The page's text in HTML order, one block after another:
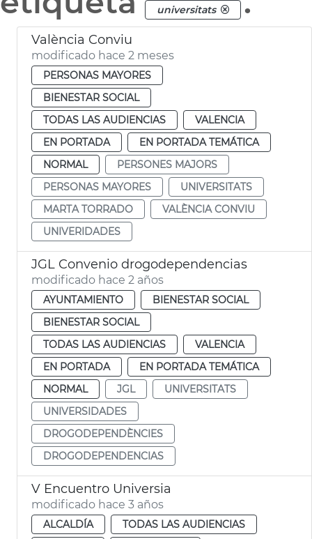
universitats
València Conviu
modificado hace 2 meses
PERSONAS MAYORES
BIENESTAR SOCIAL
TODAS LAS AUDIENCIAS
VALENCIA
EN PORTADA
EN PORTADA TEMÁTICA
NORMAL
PERSONES MAJORS
PERSONAS MAYORES
UNIVERSITATS
MARTA TORRADO
VALÈNCIA CONVIU
UNIVERIDADES
JGL Convenio drogodependencias
modificado hace 2 años
AYUNTAMIENTO
BIENESTAR SOCIAL
BIENESTAR SOCIAL
TODAS LAS AUDIENCIAS
VALENCIA
EN PORTADA
EN PORTADA TEMÁTICA
NORMAL
JGL
UNIVERSITATS
UNIVERSIDADES
DROGODEPENDÈNCIES
DROGODEPENDENCIAS
V Encuentro Universia
modificado hace 3 años
ALCALDÍA
TODAS LAS AUDIENCIAS